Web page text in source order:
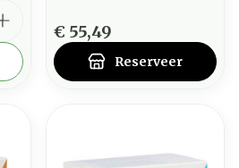
€ 55,49
Reserveer